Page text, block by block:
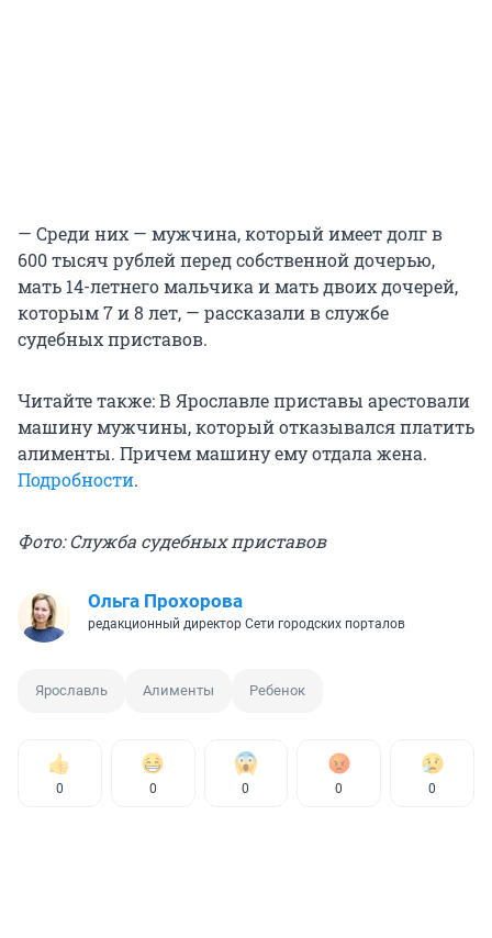
— Среди них — мужчина, который имеет долг в
600 тысяч рублей перед собственной дочерью,
мать 14-летнего мальчика и мать двоих дочерей,
которым 7 и 8 лет, — рассказали в службе
судебных приставов.
Читайте также: В Ярославле приставы арестовали
машину мужчины, который отказывался платить
алименты. Причем машину ему отдала жена.
Подробности.
Фото: Служба судебных приставов
Ольга Прохорова
редакционный директор Сети городских порталов
Ярославль Алименты Ребенок
0 0 0 0 0